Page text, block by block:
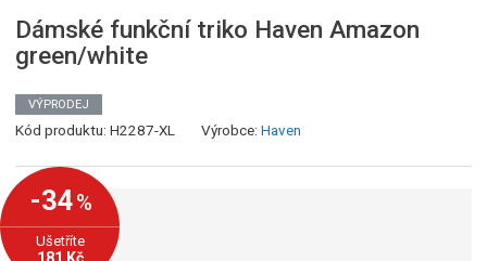
d
d
n
s
t
a
n
Dámské funkční triko Haven Amazon
green/white
VÝPRODEJ
Kód produktu:H2287-XL Výrobce:Haven
-34%
Ušetříte